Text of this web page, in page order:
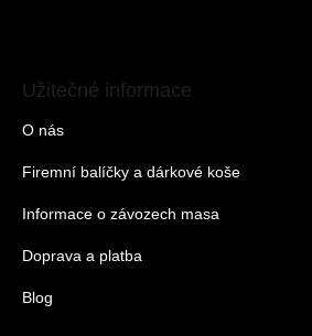
Užitečné informace
O nás
Firemní balíčky a dárkové koše
Informace o závozech masa
Doprava a platba
Blog